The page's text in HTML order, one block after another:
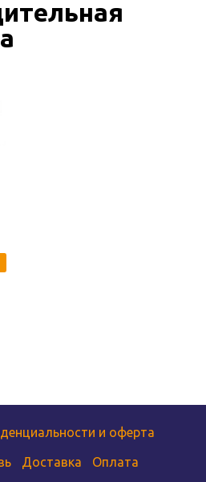
и оферта
Доставка Оплата